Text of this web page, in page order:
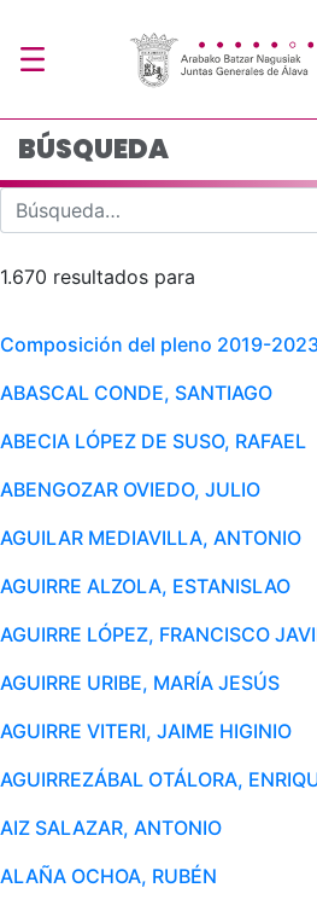
Búsqueda -
BÚSQUEDA
1.670 resultados para
Composición del pleno 2019-
ABASCAL CONDE, SANTIAGO
ABECIA LÓPEZ DE SUSO, RAFAEL
ABENGOZAR OVIEDO, JULIO
AGUILAR MEDIAVILLA, ANTONIO
AGUIRRE ALZOLA, ESTANISLAO
AGUIRRE LÓPEZ, FRANCISCO
AGUIRRE URIBE, MARÍA JESÚS
AGUIRRE VITERI, JAIME HIGINIO
AGUIRREZÁBAL OTÁLORA,
AIZ SALAZAR, ANTONIO
ALAÑA OCHOA, RUBÉN